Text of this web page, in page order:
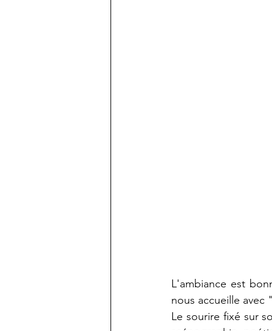
L'ambiance est
nous accueille avec "
Le sourire fixé sur